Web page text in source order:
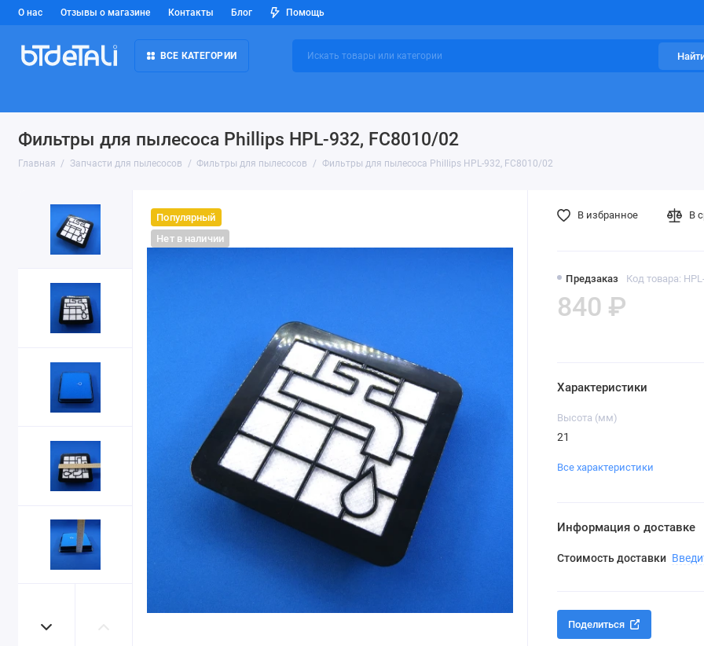
О нас Отзывы о магазине Контакты Блог Помощь
ВСЕ КАТЕГОРИИ
Фильтры для пылесоса Phillips HPL-932, FC8010/02
Главная Запчасти для пылесосов Фильтры для пылесосов Фильтры для пылесоса Phillips HPL-932, FC8010/02
Популярный
Нет в наличии
Предзаказ Код товара:
840 ₽
В избранное В
Характеристики
Высота (мм)
21
Все характеристики
Информация о доставке
Стоимость доставки
Поделиться